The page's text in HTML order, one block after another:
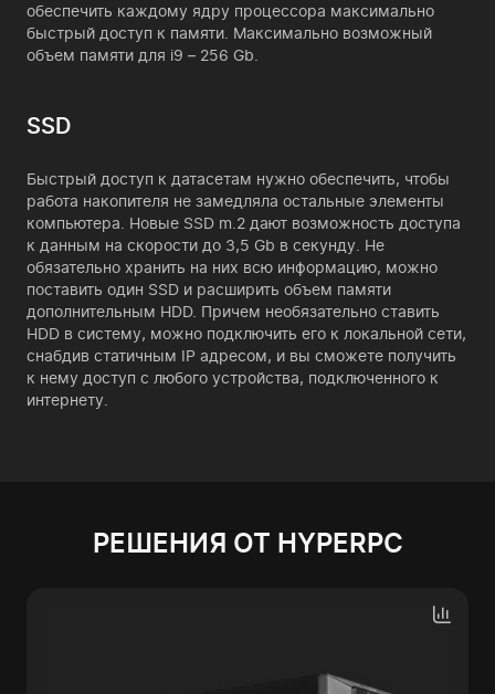
обеспечить каждому ядру процессора максимально
быстрый доступ к памяти. Максимально возможный
объем памяти для i9 – 256 Gb.
SSD
Быстрый доступ к датасетам нужно обеспечить, чтобы
работа накопителя не замедляла остальные элементы
компьютера. Новые SSD m.2 дают возможность доступа
к данным на скорости до 3,5 Gb в секунду. Не
обязательно хранить на них всю информацию, можно
поставить один SSD и расширить объем памяти
дополнительным HDD. Причем необязательно ставить
HDD в систему, можно подключить его к локальной сети,
снабдив статичным IP адресом, и вы сможете получить
к нему доступ с любого устройства, подключенного к
интернету.
РЕШЕНИЯ ОТ HYPERPC